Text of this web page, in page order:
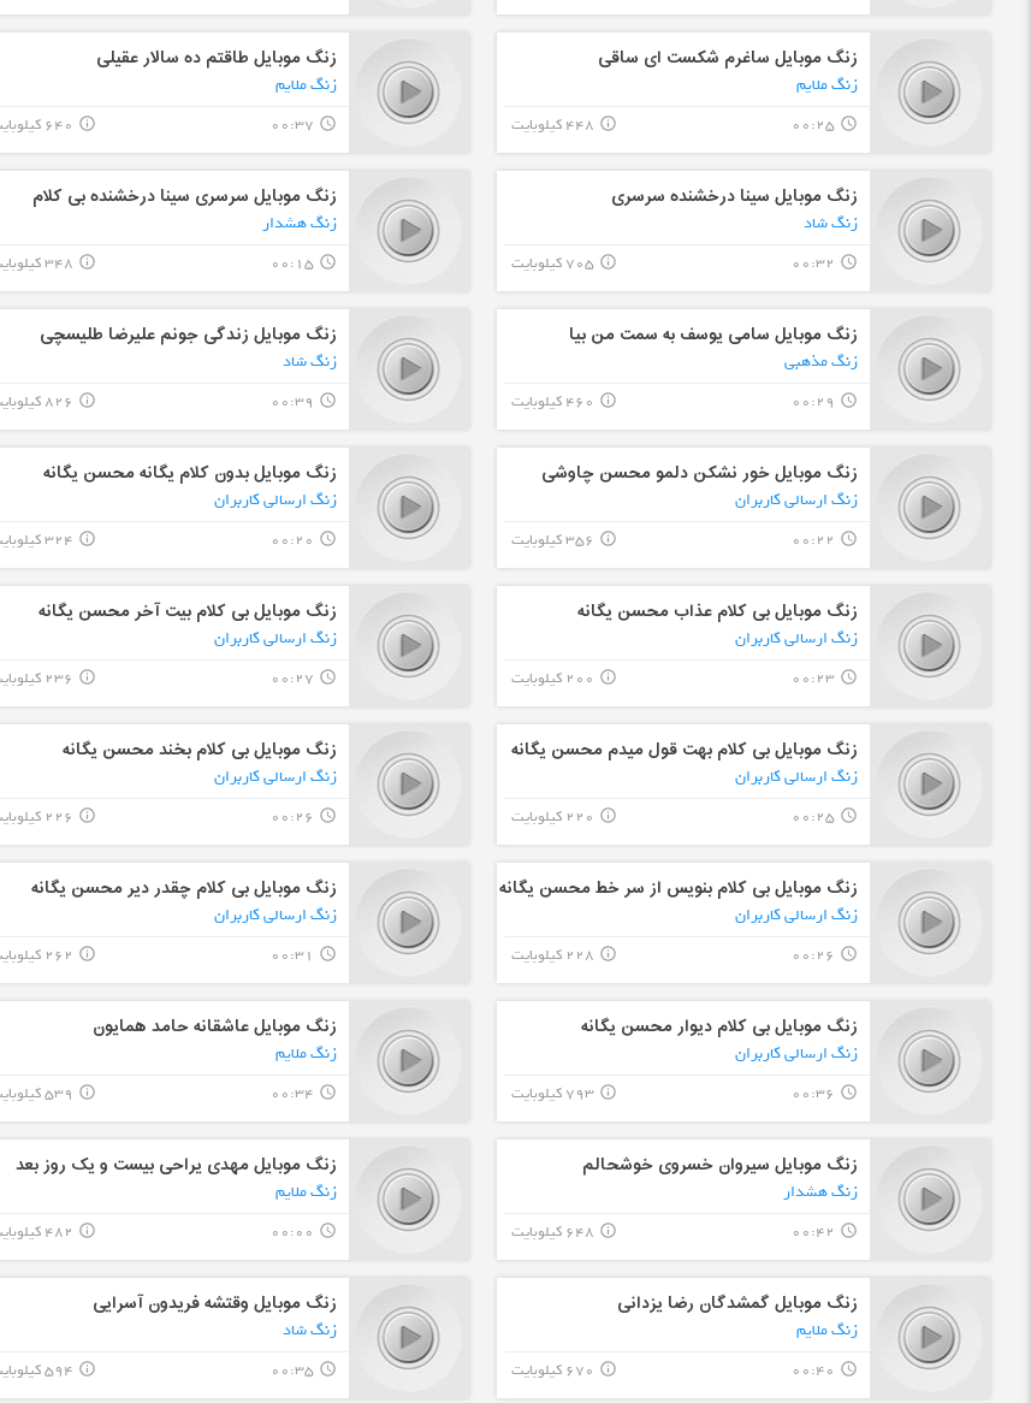
زنگ موبایل ساغرم شکست ای ساقی
زنگ ملایم
query_builder
00:25 448 کیلوبایت info_outline
زنگ موبایل طاقتم ده سالار عقیلی
زنگ ملایم
query_builder
00:37 640 کیلوبایت info_outline
زنگ موبایل سینا درخشنده سرسری
زنگ شاد
query_builder
00:32 705 کیلوبایتinfo_outline
زنگ موبایل سرسری سینا درخشنده بی کلام
زنگ هشدار
query_builder
00:15 348 کیلوبایت info_outline
زنگ موبایل سامی یوسف به سمت من بیا
زنگ مذهبی
query_builder
00:29 460 کیلوبایت info_outline
زنگ موبایل زندگی جونم علیرضا طلیسچی
زنگ شاد
query_builder
00:39 826 کیلوبایت info_outline
زنگ موبایل خور نشکن دلمو محسن چاوشی
زنگ ارسالی کاربران
query_builder
00:22 356 کیلوبایت info_outline
زنگ موبایل بدون کلام یگانه محسن یگانه
زنگ ارسالی کاربران
query_builder
00:20 324 کیلوبایت info_outline
زنگ موبایل بی کلام عذاب محسن یگانه
زنگ ارسالی کاربران
query_builder
00:23 200 کیلوبایت info_outline
زنگ موبایل بی کلام بیت آخر محسن یگانه
زنگ ارسالی کاربران
query_builder
00:27 236 کیلوبایت info_outline
زنگ موبایل بی کلام بهت قول میدم محسن یگانه
زنگ ارسالی کاربران
query_builder
00:25 220 کیلوبایت info_outline
زنگ موبایل بی کلام بخند محسن یگانه
زنگ ارسالی کاربران
query_builder
00:26 226 کیلوبایت info_outline
زنگ موبایل بی کلام بنویس از سر خط محسن یگانه
زنگ ارسالی کاربران
query_builder
00:26 228 کیلوبایت info_outline
زنگ موبایل بی کلام چقدر دیر محسن یگانه
زنگ ارسالی کاربران
query_builder
00:31 262 کیلوبایت info_outline
زنگ موبایل بی کلام دیوار محسن یگانه
زنگ ارسالی کاربران
query_builder
00:36 793 کیلوبایتinfo_outline
زنگ موبایل عاشقانه حامد همایون
زنگ ملایم
query_builder
00:34 539 کیلوبایت info_outline
زنگ موبایل سیروان خسروی خوشحالم
زنگ هشدار
query_builder
00:42 648 کیلوبایت info_outline
زنگ موبایل مهدی یراحی بیست و یک روز بعد
زنگ ملایم
query_builder
00:00 482 کیلوبایت info_outline
زنگ موبایل گمشدگان رضا یزدانی
زنگ ملایم
query_builder
00:40 670 کیلوبایت info_outline
زنگ موبایل وقتشه فریدون آسرایی
زنگ شاد
query_builder
00:35 594 کیلوبایت info_outline